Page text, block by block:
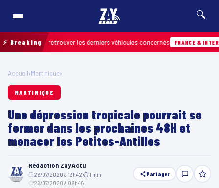
🔍
⚡ Breaking
pour retrouver les derniers véhicules concernés FRANCE &
Accueil›Martinique›
MARTINIQUE
Une dépression tropicale pourrait se
former dans les prochaines 48H et
menacer les Petites-Antilles
Rédaction ZayActu
26/07/2020 à 13h42 ⏱ 1 min
26/07/2020 à 09h46
Partager